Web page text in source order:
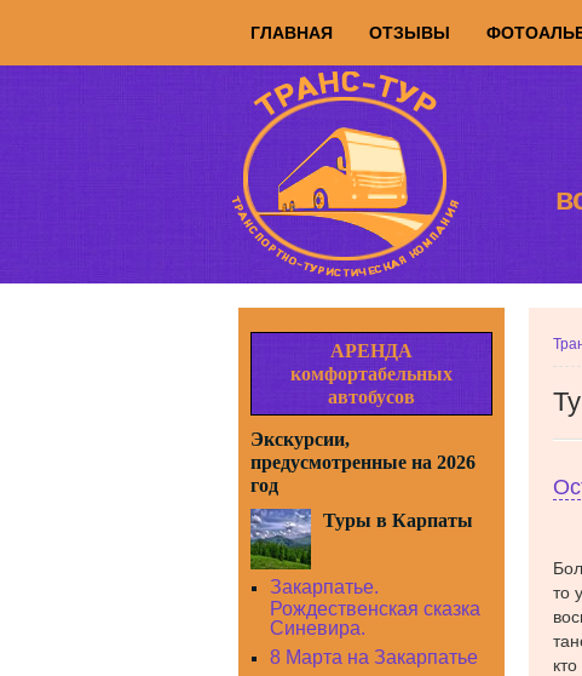
ГЛАВНАЯ ОТЗЫВЫ
АРЕНДА
комфортабельных
автобусов
Экскурсии,
предусмотренные на 2026
год
Туры в Карпаты
Закарпатье.
Рождественская сказка
Синевира.
8 Марта на Закарпатье
то